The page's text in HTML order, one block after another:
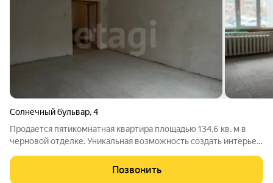
Солнечный бульвар,4
Продается пятикомнатная квартира площадью 134,6 кв. м в
черновой отделке. Уникальная возможность создать интерьер,
требованиям Изолированные комнаты и кухня 18 кв. м
формируют комфортное пространство
Позвонить